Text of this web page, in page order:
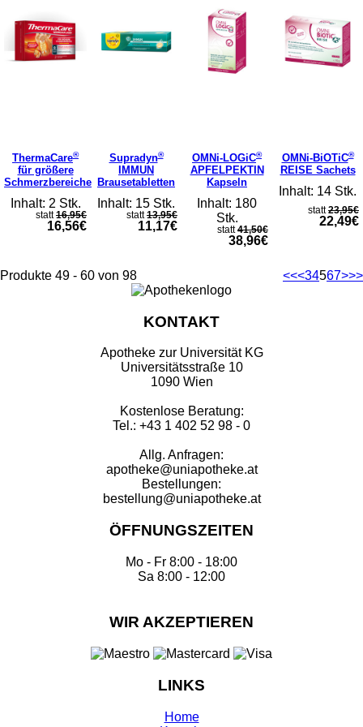
ThermaCare®
für größere
Schmerzbereiche
Inhalt: 2 Stk.
statt16,95€
16,56€
Supradyn®
IMMUN
Brausetabletten
Inhalt: 15 Stk.
statt13,95€
11,17€
OMNi-LOGiC®
APFELPEKTIN
Kapseln
Inhalt: 180
Stk.
statt41,50€
38,96€
OMNi-BiOTiC®
REISE Sachets
Inhalt: 14 Stk.
statt23,95€
22,49€
<<<34567>>>
Produkte 49 - 60 von 98
KONTAKT
Apotheke zur Universität KG
Universitätsstraße 10
1090 Wien
Kostenlose Beratung:
Tel.: +43 1 402 52 98 - 0
Allg. Anfragen:
apotheke@uniapotheke.at
Bestellungen:
bestellung@uniapotheke.at
ÖFFNUNGSZEITEN
Mo - Fr 8:00 - 18:00
Sa 8:00 - 12:00
WIR AKZEPTIEREN
LINKS
Home